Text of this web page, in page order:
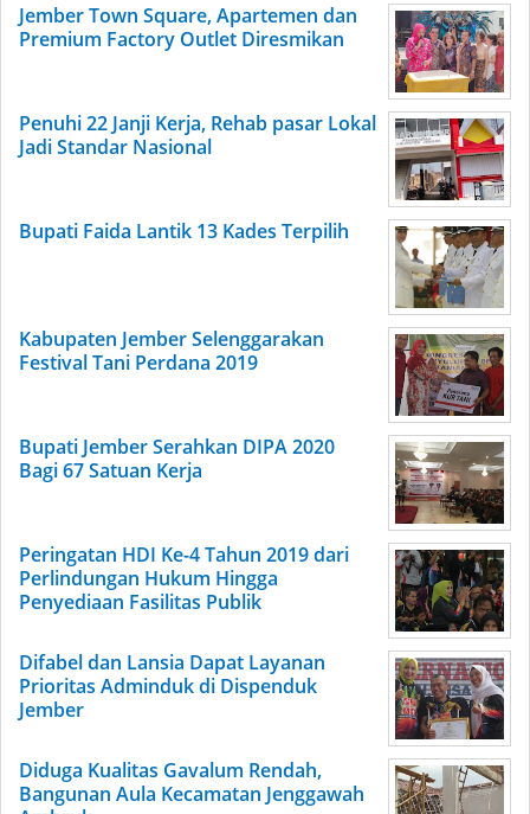
Jember Town Square, Apartemen dan
Premium Factory Outlet Diresmikan
Penuhi 22 Janji Kerja, Rehab pasar Lokal
Jadi Standar Nasional
Bupati Faida Lantik 13 Kades Terpilih
Kabupaten Jember Selenggarakan
Festival Tani Perdana 2019
Bupati Jember Serahkan DIPA 2020
Bagi 67 Satuan Kerja
Peringatan HDI Ke-4 Tahun 2019 dari
Perlindungan Hukum Hingga
Penyediaan Fasilitas Publik
Difabel dan Lansia Dapat Layanan
Prioritas Adminduk di Dispenduk
Jember
Diduga Kualitas Gavalum Rendah,
Bangunan Aula Kecamatan Jenggawah